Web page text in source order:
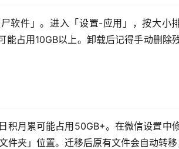
软件」。进入「设置-应用」，按大小
占用10GB以上。卸载后记得手动删除
积月累可能占用50GB+。在微信设置中
夹」位置。迁移后原有文件会自动转移